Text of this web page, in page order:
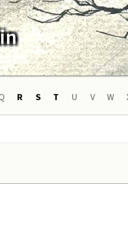
R S T U V W